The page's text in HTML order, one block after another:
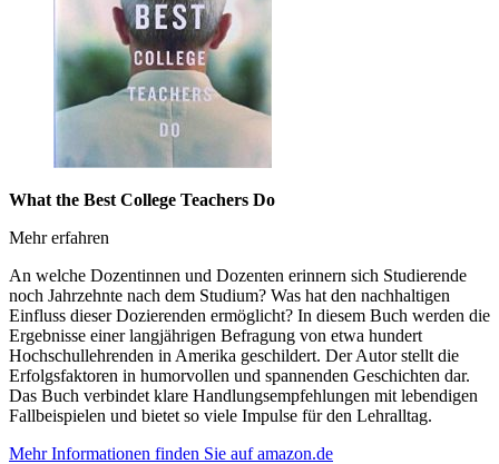
What the Best College Teachers Do
Mehr erfahren
An welche Dozentinnen und Dozenten erinnern sich Studierende
noch Jahrzehnte nach dem Studium? Was hat den nachhaltigen
Einfluss dieser Dozierenden ermöglicht? In diesem Buch werden die
Ergebnisse einer langjährigen Befragung von etwa hundert
Hochschullehrenden in Amerika geschildert. Der Autor stellt die
Erfolgsfaktoren in humorvollen und spannenden Geschichten dar.
Das Buch verbindet klare Handlungsempfehlungen mit lebendigen
Fallbeispielen und bietet so viele Impulse für den Lehralltag.
Mehr Informationen finden Sie auf amazon.de